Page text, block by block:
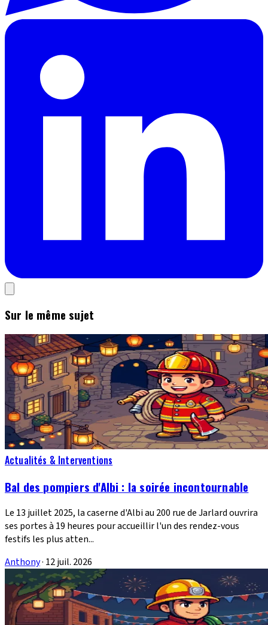
Sur le même sujet
Actualités & Interventions
Bal des pompiers d'Albi : la soirée incontournable
Le 13 juillet 2025, la caserne d'Albi au 200 rue de Jarlard ouvrira
ses portes à 19 heures pour accueillir l'un des rendez-vous
festifs les plus atten...
Anthony· 12 juil. 2026